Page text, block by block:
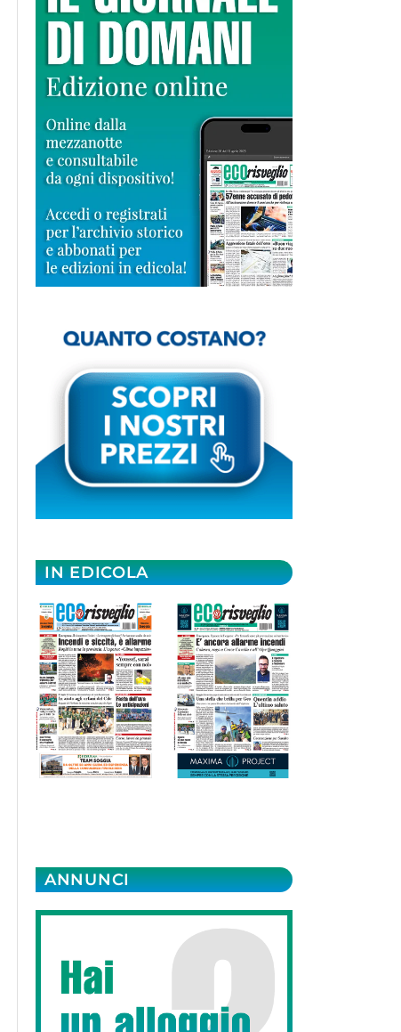
IN EDICOLA
ANNUNCI